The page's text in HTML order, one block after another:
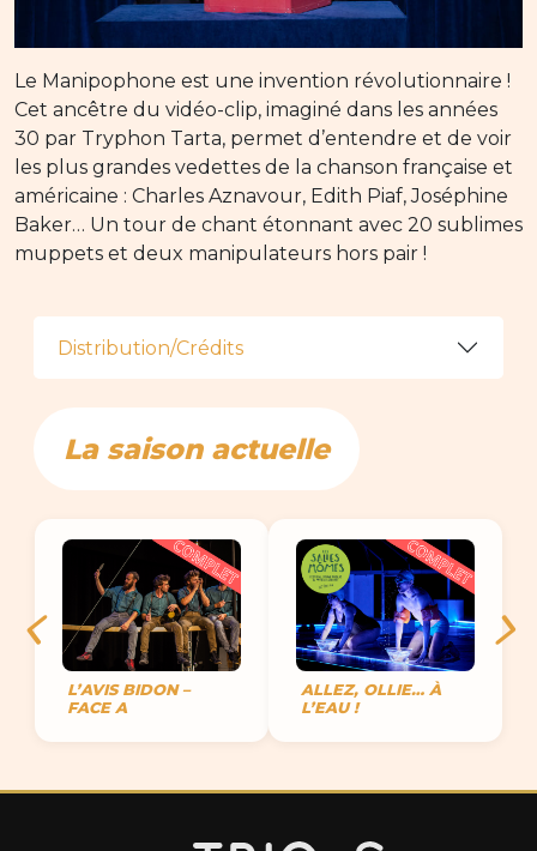
Le Manipophone est une invention révolutionnaire !
Cet ancêtre du vidéo-clip, imaginé dans les années
30 par Tryphon Tarta, permet d’entendre et de voir
les plus grandes vedettes de la chanson française et
américaine : Charles Aznavour, Edith Piaf, Joséphine
Baker… Un tour de chant étonnant avec 20 sublimes
muppets et deux manipulateurs hors pair !
Distribution/Crédits
La saison actuelle
L’AVIS BIDON –
FACE A
ALLEZ, OLLIE… À
L’EAU !